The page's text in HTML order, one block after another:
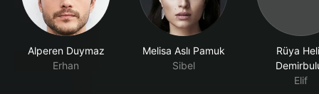
Alperen Duymaz
Erhan
Melisa Aslı Pamuk
Sibel
Rüya
Elif